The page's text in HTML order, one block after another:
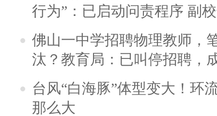
行为”：已启动问责程序 副
佛山一中学招聘物理教师，
汰？教育局：已叫停招聘，
台风“白海豚”体型变大！环
那么大